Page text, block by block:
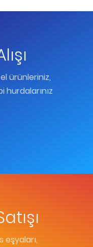
ürünleriniz,
hurdalarınız
eşyaları,